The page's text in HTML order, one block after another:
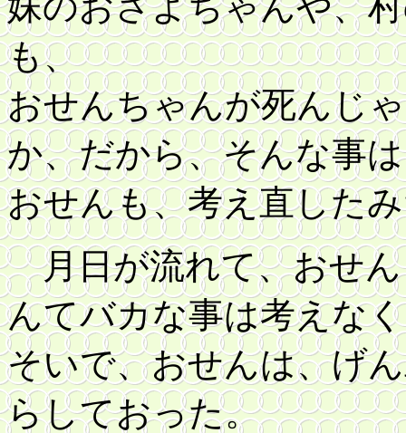
も、
おせんちゃんが死んじ
か、だから、そんな事
おせんも、考え直した
月日が流れて、おせん
んてバカな事は考えな
そいで、おせんは、げ
らしておった。